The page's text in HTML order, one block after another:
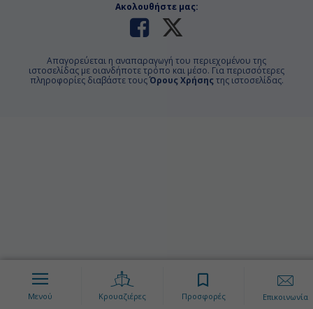
Ακολουθήστε μας:
Απαγορεύεται η αναπαραγωγή του περιεχομένου της
ιστοσελίδας με οιανδήποτε τρόπο και μέσο. Για περισσότερες
πληροφορίες διαβάστε τουςΌρους Χρήσης της ιστοσελίδας.
Μενού Κρουαζιέρες Προσφορές Επικοινωνία